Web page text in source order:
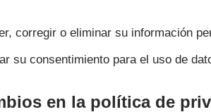
corregir o eliminar su información
su consentimiento para el uso de
en la política de